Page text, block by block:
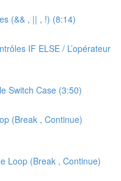
(&& , || , !) (8:14)
IF ELSE / L’opérateur
Switch Case (3:50)
(Break , Continue)
Loop (Break , Continue)